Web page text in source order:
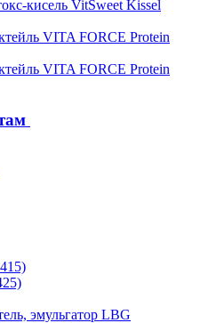
кисель VitSweet Kissel
VITA FORCE Protein
VITA FORCE Protein
эмульгатор LBG